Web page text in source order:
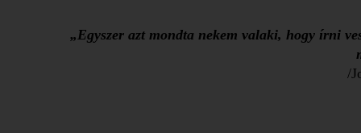
„Egyszer azt mondta nekem valaki, hogy írni
/